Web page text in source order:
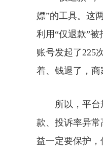
嫖”的工具。这
利用“仅退款”
账号发起了225
着、钱退了，商
所以，平台规
款、投诉率异
益一定要保护，